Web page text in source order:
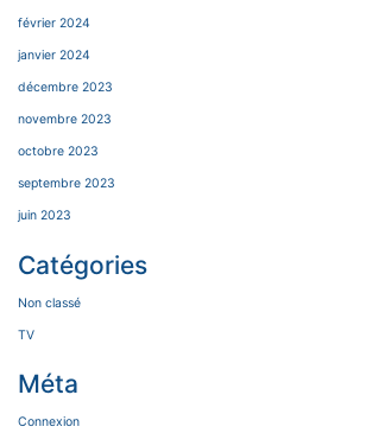
février 2024
janvier 2024
décembre 2023
novembre 2023
octobre 2023
septembre 2023
juin 2023
Catégories
Non classé
TV
Méta
Connexion